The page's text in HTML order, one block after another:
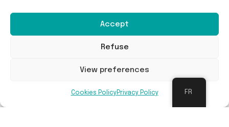
Accept
Refuse
View preferences
Cookies PolicyPrivacy Policy
cour. Elles recevront des fiches d’entretien par
aménagement et un calendrier des tâches,
ainsi qu’un accompagnement à l’utilisation de la
(l’entretien pouvant faire partie des
FR